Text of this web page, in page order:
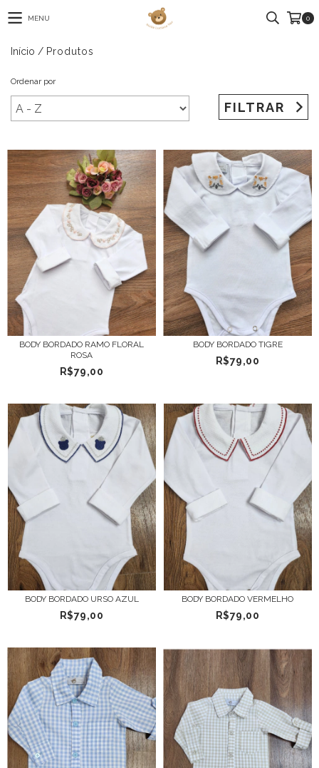
MENU 0
Início / Produtos
Ordenar por
FILTRAR
BODY BORDADO RAMO FLORAL
ROSA
R$79,00
BODY BORDADO TIGRE
R$79,00
BODY BORDADO URSO AZUL
R$79,00
BODY BORDADO VERMELHO
R$79,00